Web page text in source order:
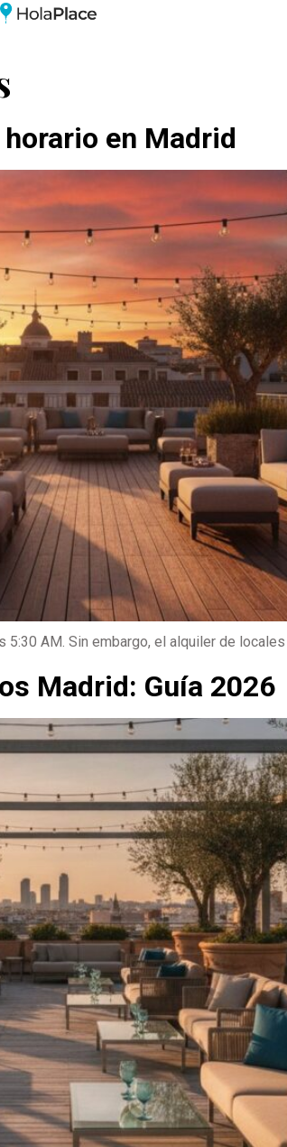
en Madrid
AM. Sin embargo, el alquiler de
Madrid: Guía 2026